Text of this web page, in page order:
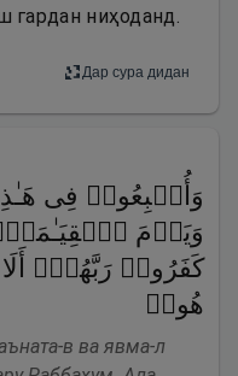
гардан ниҳоданд.
Дар сура дидан
وَأُتۡبِعُوا۟ فِی
وَیَوۡمَ
كَفَرُوا۟ رَبَّهُمۡۗ
هُودࣲ
в ва явма-л